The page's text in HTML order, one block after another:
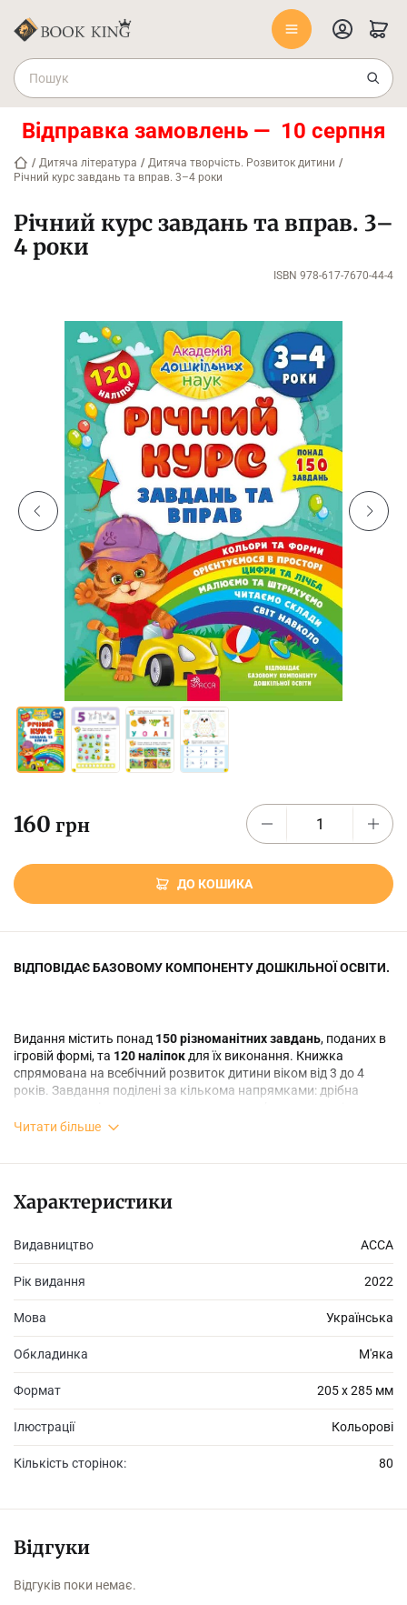
Відправка замовлень — 10 серпня
/ Дитяча література / Дитяча творчість. Розвиток дитини /
Річний курс завдань та вправ. 3–4 роки
Річний курс завдань та вправ. 3–
4 роки
ISBN 978-617-7670-44-4
160 грн
ДО КОШИКА
ВІДПОВІДАЄ БАЗОВОМУ КОМПОНЕНТУ ДОШКІЛЬНОЇ ОСВІТИ.
Видання містить понад 150 різноманітних завдань, поданих в
ігровій формі, та 120 наліпок для їх виконання. Книжка
спрямована на всебічний розвиток дитини віком від 3 до 4
років. Завдання поділені за кількома напрямками: дрібна
про довкілля, розвиток мовлення, читання та лічба. Численні
Книга стане незамінним помічником дорослим і забезпечить
ефективний розвиток базових навичок малюкам.
Читати більше
Характеристики
Видавництво АССА
Рік видання 2022
Мова Українська
Обкладинка М'яка
Формат 205 х 285 мм
Ілюстрації Кольорові
Кількість сторінок: 80
Відгуки
Відгуків поки немає.